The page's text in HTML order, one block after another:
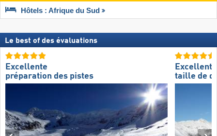
Hôtels : Afrique du Sud
Le best of des évaluations
Excellente
préparation des pistes
Excellente
taille de